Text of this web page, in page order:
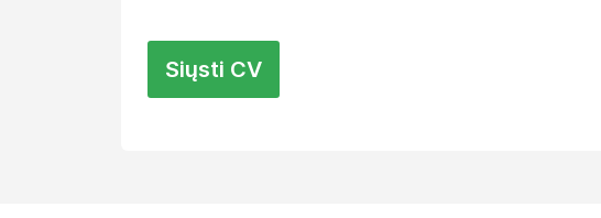
Siųsti CV